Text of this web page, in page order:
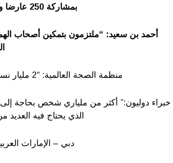
بمشاركة 250 عارضا وعلامة تجارية ومركزا تأهيليا
أحمد بن سعيد: “ملتزمون بتمكين أصحاب
منظمة الصحة العالمية: “2 مليار نسمة من الأشخاص ذوي الاعاقة في 2050”
الذي يحتاج فيه العديد
دبي – الإمارات العربية